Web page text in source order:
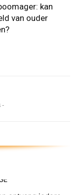
kan
van ouder
-